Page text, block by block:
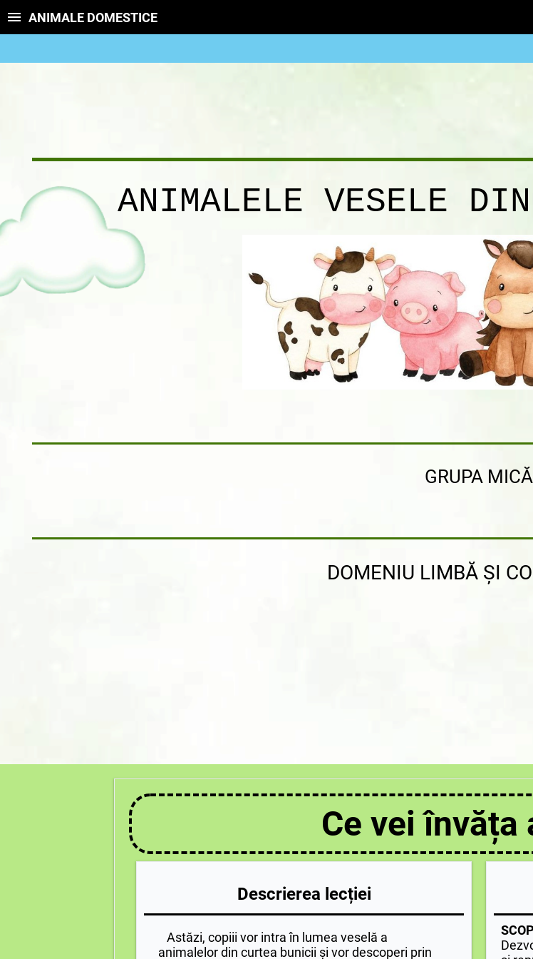
ANIMALE DOMESTICE
ANIMALELE VESELE
GRUPA MICĂ
DOMENIU LIMBĂ ȘI
Ce vei învăța
Descrierea lecției
Astăzi, copiii vor intra în lumea veselă a
animalelor din curtea bunicii și vor descoperi prin